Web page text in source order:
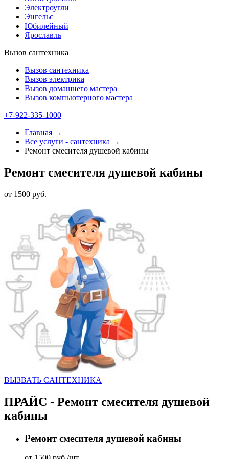
Электроугли
Энгельс
Юбилейный
Ярославль
Вызов сантехника
Вызов сантехника
Вызов электрика
Вызов домашнего мастера
Вызов компьютерного мастера
+7-922-335-1000
Главная →
Все услуги - cантехника →
Ремонт смесителя душевой кабины
Ремонт смесителя душевой кабины
от 1500 руб.
ВЫЗВАТЬ CАНТЕХНИКА
ПРАЙС - Ремонт смесителя душевой
кабины
Ремонт смесителя душевой кабины